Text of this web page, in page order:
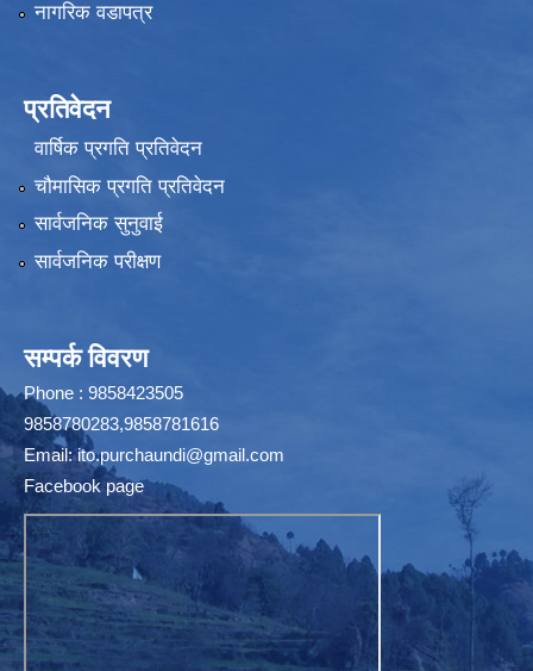
नागरिक वडापत्र
प्रतिवेदन
वार्षिक प्रगति प्रतिवेदन
चौमासिक प्रगति प्रतिवेदन
सार्वजनिक सुनुवाई
सार्वजनिक परीक्षण
सम्पर्क विवरण
Phone : 9858423505
9858780283,9858781616
Email:ito.purchaundi@gmail.com
Facebook page